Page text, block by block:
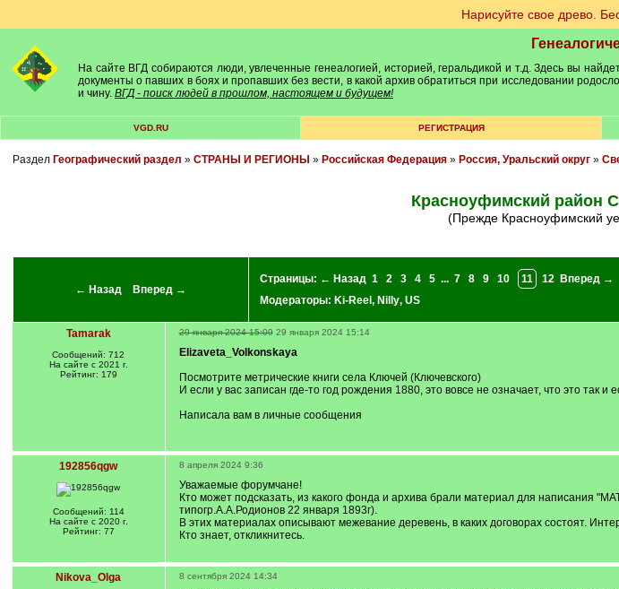
Нарисуйте свое древо.
На сайте ВГД собираются люди, увлеченные генеалогией, историей, геральдикой и т.д. Здесь вы
документы о павших в боях и пропавших без вести, в какой архив обратиться при исследовании
и чину. ВГД - поиск людей в прошлом, настоящем и будущем!
VGD.RU РЕГИСТРАЦИЯ
Раздел Географический раздел » СТРАНЫ И РЕГИОНЫ » Российская Федерация» Россия, Уральский округ»
Красноуфимский район
(прежде Красноуфимский
← Назад Вперед →
Страницы: ← Назад 1 2 3 4 5 ... 7 8 9 10 11 12
Вперед →
Модераторы: Ki-Reel , Nilly, US
Tamarak
Сообщений: 712
На сайте с 2021 г.
Рейтинг: 179
29 января 2024 15:09 29 января 2024 15:14
Elizaveta_Volkonskaya
Посмотрите метрические книги села Ключей (Ключевского)
И если у вас записан где-то год рождения 1880, это вовсе не означает, что это так и
Написала вам в личные сообщения
192856qgw
Сообщений: 114
На сайте с 2020 г.
Рейтинг: 77
8 апреля 2024 9:36
Уважаемые форумчане!
Кто может подсказать, из какого фонда и архива брали материал для написания
типогр.А.А.Родионов 22 января 1893г).
В этих материалах описывают межевание деревень, в каких договорах состоят.
Кто знает, откликнитесь.
Nikova_Olga 8 сентября 2024 14:34